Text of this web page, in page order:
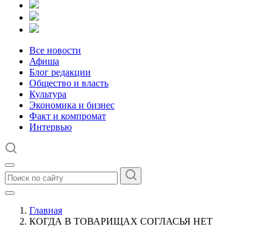
Все новости
Афиша
Блог редакции
Общество и власть
Культура
Экономика и бизнес
Факт и компромат
Интервью
Главная
КОГДА В ТОВАРИЩАХ СОГЛАСЬЯ НЕТ